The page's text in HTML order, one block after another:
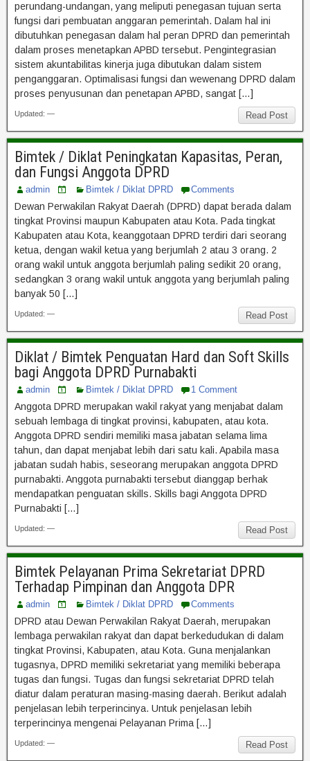
perundang-undangan, yang meliputi penegasan tujuan serta
fungsi dari pembuatan anggaran pemerintah. Dalam hal ini
dibutuhkan penegasan dalam hal peran DPRD dan pemerintah
dalam proses menetapkan APBD tersebut. Pengintegrasian
sistem akuntabilitas kinerja juga dibutukan dalam sistem
penganggaran. Optimalisasi fungsi dan wewenang DPRD dalam
proses penyusunan dan penetapan APBD, sangat […]
Read Post
Updated: —
Bimtek / Diklat Peningkatan Kapasitas, Peran,
dan Fungsi Anggota DPRD
admin Bimtek / Diklat DPRD Comments
Dewan Perwakilan Rakyat Daerah (DPRD) dapat berada dalam
tingkat Provinsi maupun Kabupaten atau Kota. Pada tingkat
Kabupaten atau Kota, keanggotaan DPRD terdiri dari seorang
ketua, dengan wakil ketua yang berjumlah 2 atau 3 orang. 2
orang wakil untuk anggota berjumlah paling sedikit 20 orang,
sedangkan 3 orang wakil untuk anggota yang berjumlah paling
banyak 50 […]
Read Post
Updated: —
Diklat / Bimtek Penguatan Hard dan Soft Skills
bagi Anggota DPRD Purnabakti
admin Bimtek / Diklat DPRD 1 Comment
Anggota DPRD merupakan wakil rakyat yang menjabat dalam
sebuah lembaga di tingkat provinsi, kabupaten, atau kota.
Anggota DPRD sendiri memiliki masa jabatan selama lima
tahun, dan dapat menjabat lebih dari satu kali. Apabila masa
jabatan sudah habis, seseorang merupakan anggota DPRD
purnabakti. Anggota purnabakti tersebut dianggap berhak
mendapatkan penguatan skills. Skills bagi Anggota DPRD
Purnabakti […]
Read Post
Updated: —
Bimtek Pelayanan Prima Sekretariat DPRD
Terhadap Pimpinan dan Anggota DPR
admin Bimtek / Diklat DPRD Comments
DPRD atau Dewan Perwakilan Rakyat Daerah, merupakan
lembaga perwakilan rakyat dan dapat berkedudukan di dalam
tingkat Provinsi, Kabupaten, atau Kota. Guna menjalankan
tugasnya, DPRD memiliki sekretariat yang memiliki beberapa
tugas dan fungsi. Tugas dan fungsi sekretariat DPRD telah
diatur dalam peraturan masing-masing daerah. Berikut adalah
penjelasan lebih terperincinya. Untuk penjelasan lebih
terperincinya mengenai Pelayanan Prima […]
Read Post
Updated: —